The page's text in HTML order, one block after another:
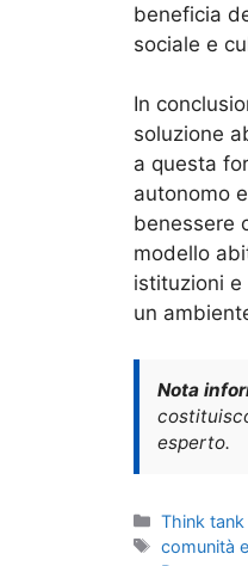
beneficia
sociale e
In
soluzione
a questa
autonomo
benessere
modello
istituzioni
un
Nota
esperto.
Categorie
Think
Tag
comunità